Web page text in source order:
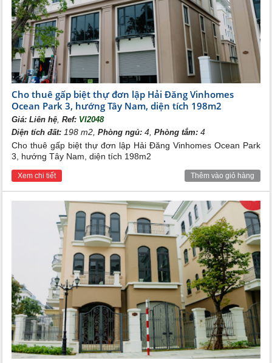
Cho thuê gấp biệt thự đơn lập Hải Đăng Vinhomes
Ocean Park 3, hướng Tây Nam, diện tích 198m2
Giá:Liên hệ ,Ref: VI2048
Diện tích đất: 198 m2,Phòng ngủ: 4,Phòng tắm: 4
Cho thuê gấp biệt thự đơn lập Hải Đăng Vinhomes Ocean Park
3, hướng Tây Nam, diện tích 198m2
Xem chi tiết Thêm vào giỏ hàng